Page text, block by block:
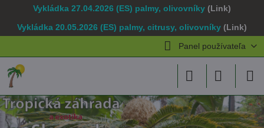
Vykládka 27.04.2026 (ES) palmy, olivovníky (Link)
Vykládka 20.05.2026 (ES) palmy, citrusy, olivovníky (Link)
Panel používateľa